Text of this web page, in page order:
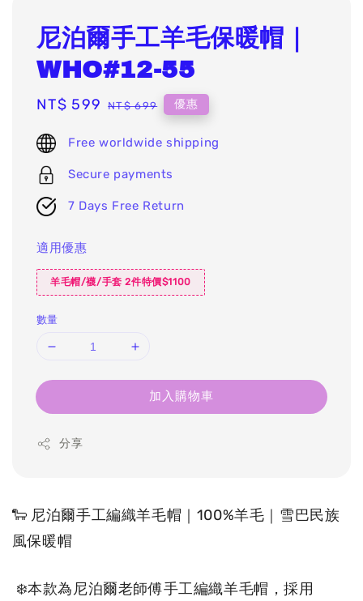
尼泊爾手工羊毛保暖帽｜
WHO#12-55
Sale
NT$ 599 Regular
NT$ 699 優惠
Free worldwide shipping
Secure payments
7 Days Free Return
適用優惠
羊毛帽/襪/手套 2件特價$1100
數量
加入購物車
分享
🐑 尼泊爾手工編織羊毛帽｜100%羊毛｜雪巴民族
風保暖帽
❄️本款為尼泊爾老師傅手工編織羊毛帽，採用